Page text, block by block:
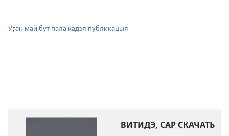
Уӷан май бут пала кадэя публикацыя
ВИТИДЭ, САР СКАЧАТЬ